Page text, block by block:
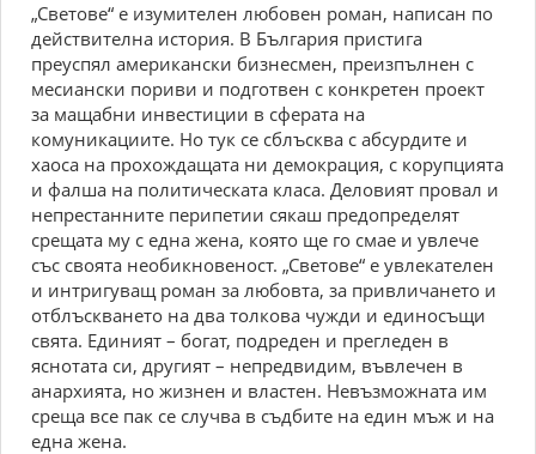
„Светове“ е изумителен любовен роман, написан по
действителна история. В България пристига
преуспял американски бизнесмен, преизпълнен с
месиански пориви и подготвен с конкретен проект
за мащабни инвестиции в сферата на
комуникациите. Но тук се сблъсква с абсурдите и
хаоса на прохождащата ни демокрация, с корупцията
и фалша на политическата класа. Деловият провал и
непрестанните перипетии сякаш предопределят
срещата му с една жена, която ще го смае и увлече
със своята необикновеност. „Светове“ е увлекателен
и интригуващ роман за любовта, за привличането и
отблъскването на два толкова чужди и единосъщи
свята. Единият – богат, подреден и прегледен в
яснотата си, другият – непредвидим, въвлечен в
анархията, но жизнен и властен. Невъзможната им
среща все пак се случва в съдбите на един мъж и на
една жена.